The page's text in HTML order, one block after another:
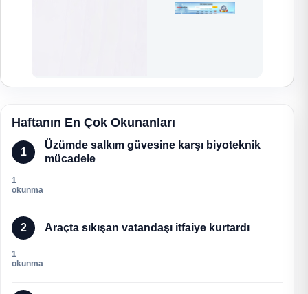
Haftanın En Çok Okunanları
1
Üzümde salkım güvesine karşı biyoteknik
mücadele
1
okunma
2 Araçta sıkışan vatandaşı itfaiye kurtardı
1
okunma